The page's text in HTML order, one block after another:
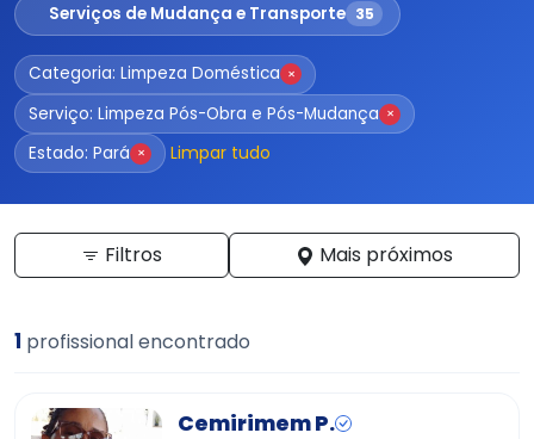
Serviços de Mudança e Transporte 35
Categoria: Limpeza Doméstica ×
Serviço: Limpeza Pós-Obra e Pós-Mudança ×
Estado: Pará × Limpar tudo
Filtros Mais próximos
1 profissional encontrado
Cemirimem P.